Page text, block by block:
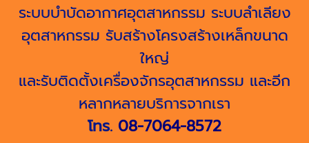
ระบบบำบัดอากาศอุตสาหกรรม ระบบลำเลียง
อุตสาหกรรม รับสร้างโครงสร้างเหล็กขนาด
ใหญ่
และรับติดตั้งเครื่องจักรอุตสาหกรรม และอีก
หลากหลายบริการจากเรา
โทร. 08-7064-8572